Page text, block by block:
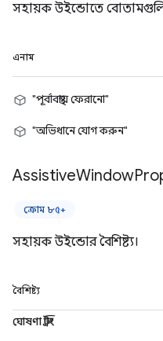
সহায়ক উইন্ডোতে
এনাম
"পূর্বাবস্থায় ফেরানো"
"অভিধানে যোগ করুন"
AssistiveWindow
ক্রোম ৮৫+
সহায়ক উইন্ডোর বৈশিষ্ট্য।
বৈশিষ্ট্য
ঘোষণা স্ট্রিং